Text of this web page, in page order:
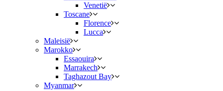
Venetië
Toscane
Florence
Lucca
Maleisië
Marokko
Essaouira
Marrakech
Taghazout Bay
Myanmar